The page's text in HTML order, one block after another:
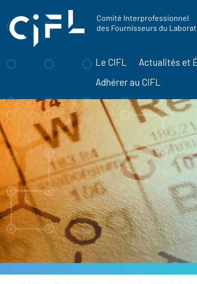
Comité Interprofessionnel
des Fournisseurs du
Le CIFL Actualités et
Adhérer au CIFL